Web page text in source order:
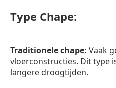
Type Chape:
Traditionele chape: Vaak
vloerconstructies. Dit type
langere droogtijden.